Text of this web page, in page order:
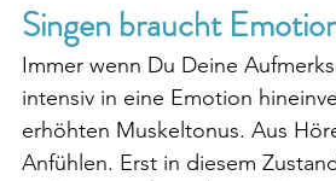
Singen braucht
Immer wenn Du Deine
intensiv in eine Emotion
erhöhten Muskeltonus. Aus
Anfühlen. Erst in diesem